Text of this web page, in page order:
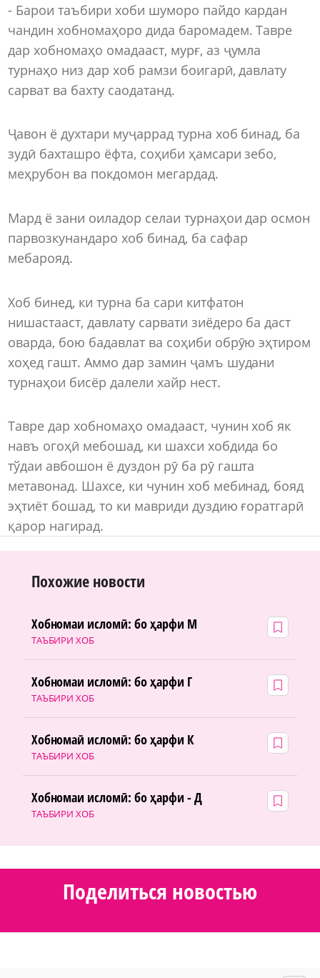
- Барои таъбири хоби шуморо пайдо кардан
чандин хобномаҳоро дида баромадем. Тавре
дар хобномаҳо омадааст, мурғ, аз ҷумла
турнаҳо низ дар хоб рамзи боигарӣ, давлату
сарват ва бахту саодатанд.
Ҷавон ё духтари муҷаррад турна хоб бинад, ба
зудӣ бахташро ёфта, соҳиби ҳамсари зебо,
меҳрубон ва покдомон мегардад.
Мард ё зани оиладор селаи турнаҳои дар осмон
парвозкунандаро хоб бинад, ба сафар
мебарояд.
Хоб бинед, ки турна ба сари китфатон
нишастааст, давлату сарвати зиёдеро ба даст
оварда, бою бадавлат ва соҳиби обрӯю эҳтиром
хоҳед гашт. Аммо дар замин ҷамъ шудани
турнаҳои бисёр далели хайр нест.
Тавре дар хобномаҳо омадааст, чунин хоб як
навъ огоҳӣ мебошад, ки шахси хобдида бо
тўдаи авбошон ё дуздон рӯ ба рӯ гашта
метавонад. Шахсе, ки чунин хоб мебинад, бояд
эҳтиёт бошад, то ки мавриди дуздию ғоратгарӣ
қарор нагирад.
Похожие новости
ТАЪБИРИ ХОБ
Хобномаи исломӣ: бо ҳарфи М
ТАЪБИРИ ХОБ
Хобномаи исломӣ: бо ҳарфи Г
ТАЪБИРИ ХОБ
Хобномаӣ исломӣ: бо ҳарфи К
ТАЪБИРИ ХОБ
Хобномаи исломӣ: бо ҳарфи - Д
Поделиться новостью